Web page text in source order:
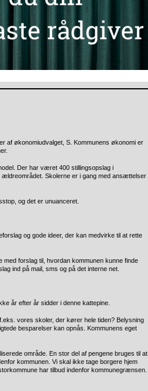
af økonomiudvalget, S. Kommunens økonomi er
Der har været 400 stillingsopslag i
Skolerne er i gang med ansættelser
og det er unuanceret.
og gode ideer, der kan medvirke til at rette
med forslag til, hvordan kommunen kunne finde
ind på mail, sms og på det interne net.
år efter år sidder i denne kattepine.
vores skoler, der kører hele tiden? Belysning
besparelser kan opnås. Kommunens eget
område. En stor del af pengene bruges til at
kommunen. Vi skal ikke tage borgere hjem
har tilbud indenfor kommunegrænsen.